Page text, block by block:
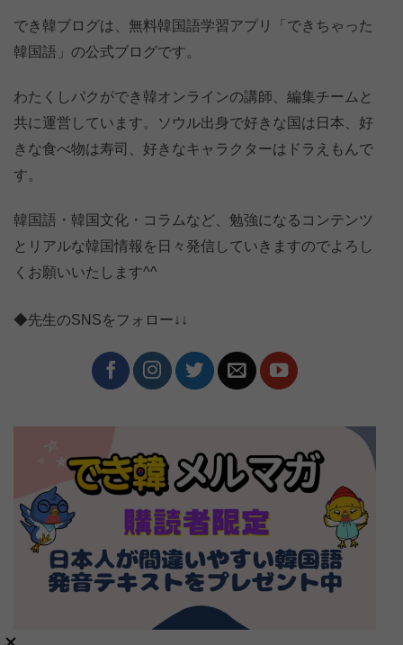
でき韓ブログは、無料韓国語学習アプリ「できちゃった
韓国語」の公式ブログです。
わたくしパクができ韓オンラインの講師、編集チームと
共に運営しています。ソウル出身で好きな国は日本、好
きな食べ物は寿司、好きなキャラクターはドラえもんで
す。
韓国語・韓国文化・コラムなど、勉強になるコンテンツ
とリアルな韓国情報を日々発信していきますのでよろし
くお願いいたします^^
◆先生のSNSをフォロー↓↓